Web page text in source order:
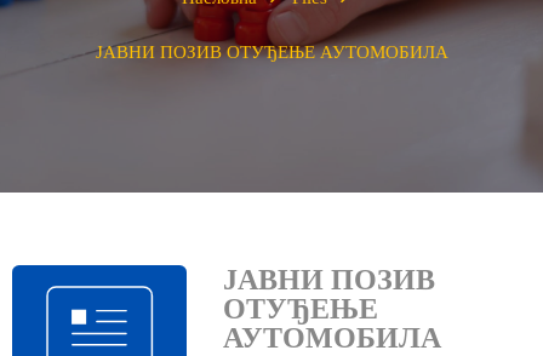
ЈАВНИ ПОЗИВ ОТУЂЕЊЕ АУТОМОБИЛА
ЈАВНИ ПОЗИВ
ОТУЂЕЊЕ
АУТОМОБИЛА